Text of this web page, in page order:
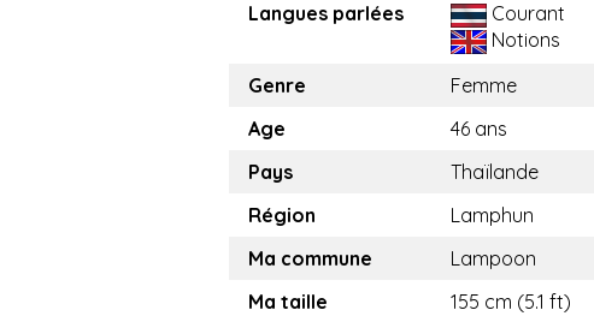
Langues parlées
Courant
Notions
Genre
Femme
Age
46 ans
Pays
Thaïlande
Région
Lamphun
Ma commune
Lampoon
Ma taille
155 cm (5.1 ft)